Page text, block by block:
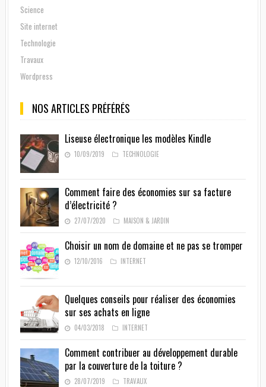
Science
Site internet
Technologie
Travaux
Wordpress
NOS ARTICLES PRÉFÉRÉS
Liseuse électronique les modèles Kindle
10/09/2019 TECHNOLOGIE
Comment faire des économies sur sa facture
d’électricité ?
27/07/2020 MAISON & JARDIN
Choisir un nom de domaine et ne pas se tromper
12/10/2016 INTERNET
Quelques conseils pour réaliser des économies
sur ses achats en ligne
04/03/2018 INTERNET
Comment contribuer au développement durable
par la couverture de la toiture ?
28/07/2019 TRAVAUX